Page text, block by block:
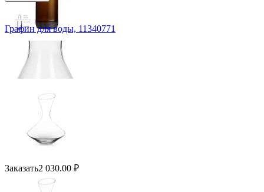
Графин для воды, 11340771
Заказать2 030.00 ₽